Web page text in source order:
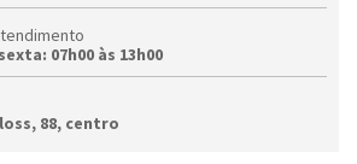
07h00 às 13h00
88, centro